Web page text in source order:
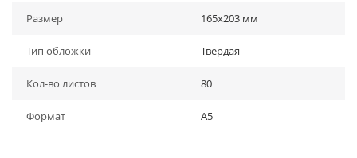
Размер 165х203 мм
Тип обложки Твердая
Кол-во листов 80
Формат A5